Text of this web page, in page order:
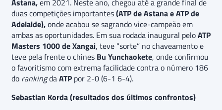
Astana,em 2021. Neste ano, chegou até a grande final de
duas competições importantes(ATP de Astana e ATP de
Adelaide),onde acabou se sagrando vice-campeão em
ambas as oportunidades. Em sua rodada inaugural peloATP
Masters 1000 de Xangai, teve “sorte” no chaveamento e
teve pela frente o chines Bu Yunchaokete, onde confirmou
o favoritismo com extrema facilidade contra o número 186
do rankingdaATP por 2-0 (6-1 6-4).
Sebastian Korda (resultados dos últimos confrontos)